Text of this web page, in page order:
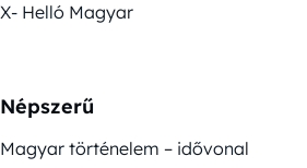
X- Helló Magyar
Népszerű
Magyar történelem – idővonal